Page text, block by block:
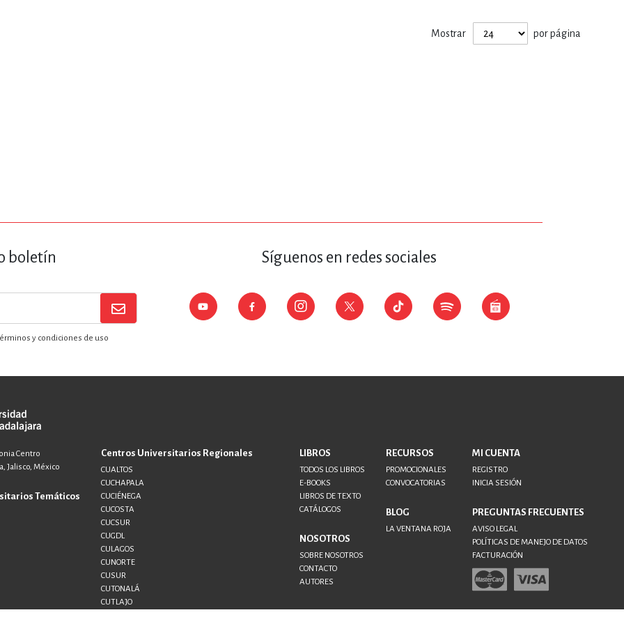
Mostrar por página
boletín
y condiciones de uso
Síguenos en redes sociales
Centro
Jalisco, México
Temáticos
Centros Universitarios Regionales
CUALTOS
CUCHAPALA
CUCIÉNEGA
CUCOSTA
CUCSUR
CUGDL
CULAGOS
CUNORTE
CUSUR
CUTONALÁ
CUTLAJO
LIBROS
TODOS LOS LIBROS
E-BOOKS
LIBROS DE TEXTO
CATÁLOGOS
NOSOTROS
SOBRE NOSOTROS
CONTACTO
AUTORES
RECURSOS
PROMOCIONALES
CONVOCATORIAS
BLOG
LA VENTANA ROJA
MI CUENTA
REGISTRO
INICIA SESIÓN
PREGUNTAS FRECUENTES
AVISO LEGAL
POLÍTICAS DE MANEJO DE DATOS
FACTURACIÓN